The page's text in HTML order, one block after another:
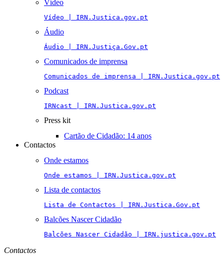
Vídeo
Vídeo | IRN.Justica.gov.pt
Áudio
Áudio | IRN.Justiça.Gov.pt
Comunicados de imprensa
Comunicados de imprensa | IRN.Justica.gov.pt
Podcast
IRNcast | IRN.Justica.gov.pt
Press kit
Cartão de Cidadão: 14 anos
Contactos
Onde estamos
Onde estamos | IRN.Justica.gov.pt
Lista de contactos
Lista de Contactos | IRN.Justica.Gov.pt
Balcões Nascer Cidadão
Balcões Nascer Cidadão | IRN.justica.gov.pt
Contactos